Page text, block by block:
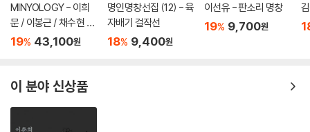
MINYOLOGY - 이희
문 / 이봉근 / 채수현 /
전병훈 / Rob Araujo /
m [LP]
19% 43,100원
명인명창선집 (12) - 육
자배기 걸작선
18% 9,400원
이선유 - 판소리 명창
19% 9,700원
이 분야 신상품